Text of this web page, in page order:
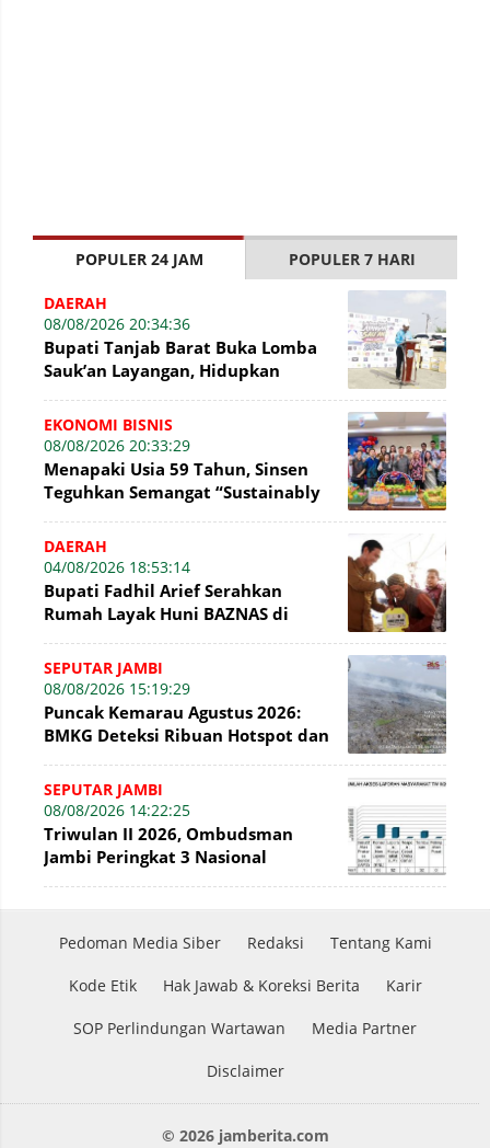
POPULER 24 JAM POPULER 7 HARI
DAERAH
08/08/2026 20:34:36
Bupati Tanjab Barat Buka Lomba
Sauk’an Layangan, Hidupkan
WFC ?
EKONOMI BISNIS
08/08/2026 20:33:29
Menapaki Usia 59 Tahun, Sinsen
Teguhkan Semangat “Sustainably
DAERAH
04/08/2026 18:53:14
Bupati Fadhil Arief Serahkan
Rumah Layak Huni BAZNAS di
SEPUTAR JAMBI
08/08/2026 15:19:29
Puncak Kemarau Agustus 2026:
BMKG Deteksi Ribuan Hotspot dan
SEPUTAR JAMBI
08/08/2026 14:22:25
Triwulan II 2026, Ombudsman
Jambi Peringkat 3 Nasional
Pedoman Media Siber Redaksi Tentang Kami
Kode Etik Hak Jawab & Koreksi Berita Karir
SOP Perlindungan Wartawan Media Partner
Disclaimer
© 2026 jamberita.com